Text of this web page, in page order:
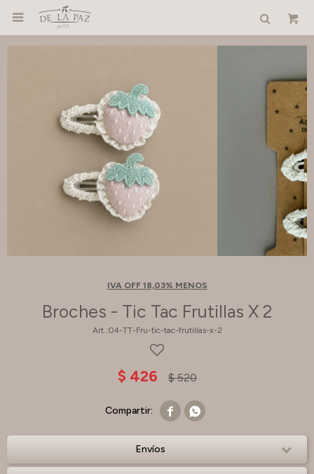

IVA OFF 18,03% MENOS
Broches - Tic Tac Frutillas X 2
04-TT-Fru-tic-tac-frutillas-x-2
$ 426 $ 520
 
Envíos